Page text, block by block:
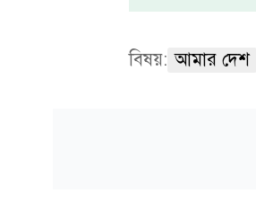
বিষয়: আমার দেশ